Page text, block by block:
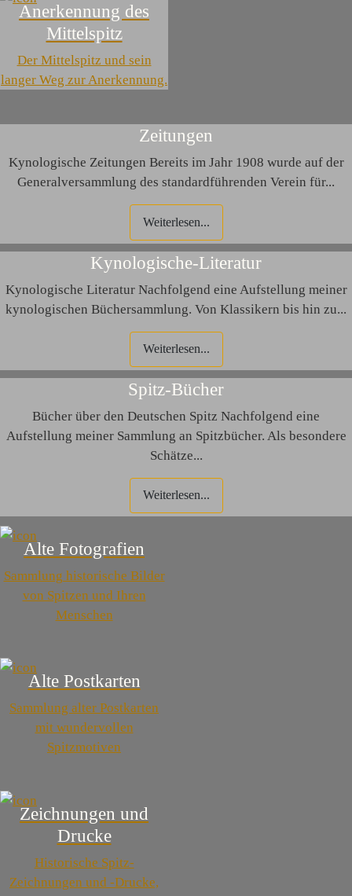
Anerkennung des
Mittelspitz
Der Mittelspitz und sein
langer Weg zur Anerkennung.
Zeitungen
Kynologische Zeitungen Bereits im Jahr 1908 wurde auf der
Generalversammlung des standardführenden Verein für...
Weiterlesen...
Kynologische-Literatur
Kynologische Literatur Nachfolgend eine Aufstellung meiner
kynologischen Büchersammlung. Von Klassikern bis hin zu...
Weiterlesen...
Spitz-Bücher
Bücher über den Deutschen Spitz Nachfolgend eine
Aufstellung meiner Sammlung an Spitzbücher. Als besondere
Schätze...
Weiterlesen...
Alte Fotografien
Sammlung historische Bilder
von Spitzen und Ihren
Menschen
Alte Postkarten
Sammlung alter Postkarten
mit wundervollen
Spitzmotiven
Zeichnungen und
Drucke
Historische Spitz-
Zeichnungen und -Drucke,